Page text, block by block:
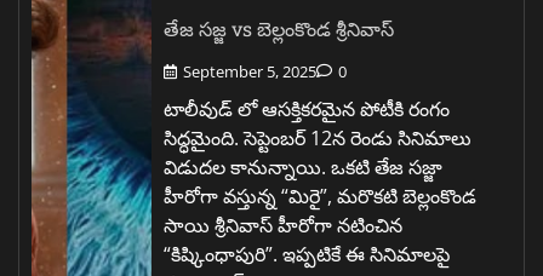
తేజ సజ్జ vs బెల్లంకొండ శ్రీనివాస్
September 5, 2025 0
టాలీవుడ్ లో ఆసక్తికరమైన పోటీకి రంగం
సిద్ధమైంది. సెప్టెంబర్ 12న రెండు సినిమాలు
విడుదల కానున్నాయి. ఒకటి తేజ సజ్జా
హీరోగా వస్తున్న “మిరై”, మరొకటి బెల్లంకొండ
సాయి శ్రీనివాస్ హీరోగా నటించిన
“కిష్కింధాపురి”. ఇప్పటికే ఈ సినిమాలపై